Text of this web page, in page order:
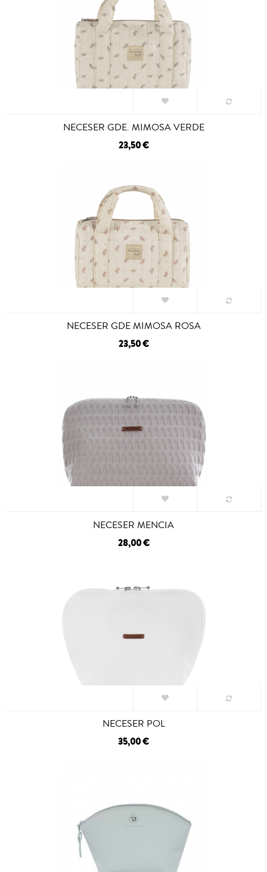
NECESER GDE. MIMOSA VERDE
23,50 €
NECESER GDE MIMOSA ROSA
23,50 €
NECESER MENCIA
28,00 €
NECESER POL
35,00 €